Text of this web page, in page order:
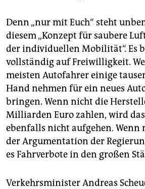
Denn „nur mit Euch“ steht
diesem „Konzept für saubere
der individuellen Mobilität“. Es
vollständig auf Freiwilligkeit.
meisten Autofahrer einige
Hand nehmen für ein neues
bringen. Wenn nicht die
Milliarden Euro zahlen, wird
ebenfalls nicht aufgehen. Wenn
der Argumentation der
es Fahrverbote in den großen
Verkehrsminister Andreas